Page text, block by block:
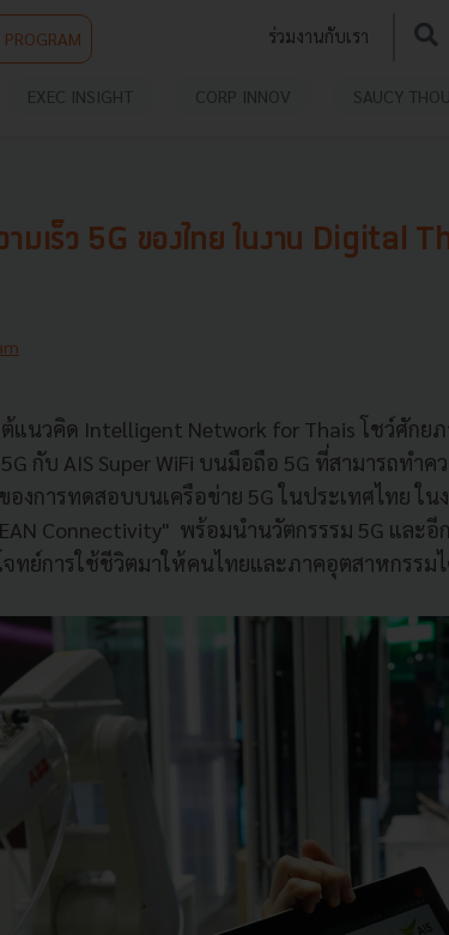
ร่วมงานกับเรา
EXEC INSIGHT CORP INNOV SAUCY
มเร็ว 5G ของไทย ในงาน Digital
แนวคิด Intelligent Network for Thais โชว์ศักยภ
กับ AIS Super WiFi บนมือถือ 5G ที่สามารถทำค
งการทดสอบบนเครือข่าย 5G ในประเทศไทย ใน
Connectivity" พร้อมนำนวัตกรรรม 5G และ
ทย์การใช้ชีวิตมาให้คนไทยและภาคอุตสาหกรรม